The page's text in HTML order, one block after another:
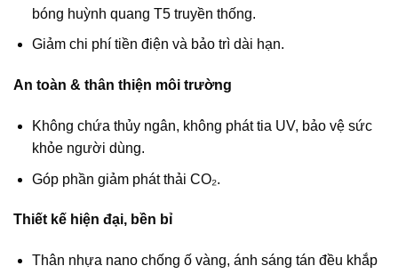
bóng huỳnh quang T5 truyền thống.
Giảm chi phí tiền điện và bảo trì dài hạn.
An toàn & thân thiện môi trường
Không chứa thủy ngân, không phát tia UV, bảo vệ sức
khỏe người dùng.
Góp phần giảm phát thải CO₂.
Thiết kế hiện đại, bền bỉ
Thân nhựa nano chống ố vàng, ánh sáng tán đều khắp